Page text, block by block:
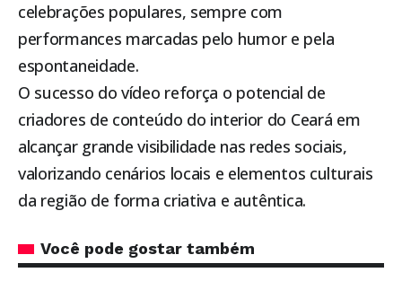
celebrações populares, sempre com
performances marcadas pelo humor e pela
espontaneidade.
O sucesso do vídeo reforça o potencial de
criadores de conteúdo do interior do Ceará em
alcançar grande visibilidade nas redes sociais,
valorizando cenários locais e elementos culturais
da região de forma criativa e autêntica.
Você pode gostar também